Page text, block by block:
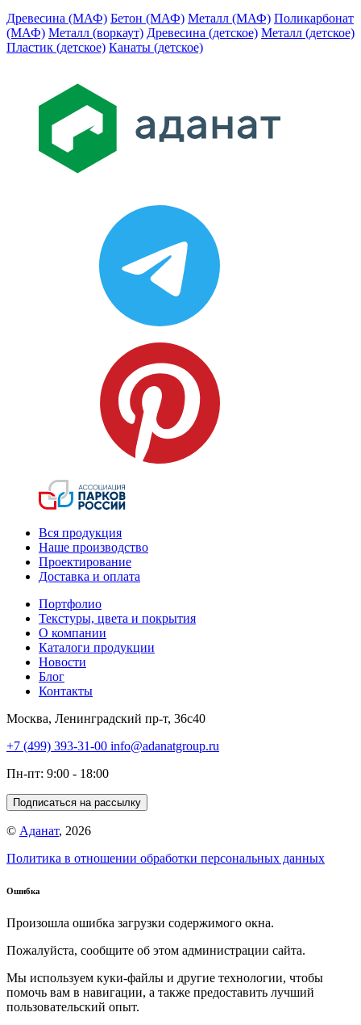
Древесина (МАФ) Бетон (МАФ) Металл (МАФ) Поликарбонат
(МАФ) Металл (воркаут) Древесина (детское) Металл (детское)
Пластик (детское) Канаты (детское)
Вся продукция
Наше производство
Проектирование
Доставка и оплата
Портфолио
Текстуры, цвета и покрытия
О компании
Каталоги продукции
Новости
Блог
Контакты
Москва, Ленинградский пр-т, 36с40
+7 (499) 393-31-00 info@adanatgroup.ru
Пн-пт: 9:00 - 18:00
Подписаться на рассылку
© Аданат, 2026
Политика в отношении обработки персональных данных
Ошибка
Произошла ошибка загрузки содержимого окна.
Пожалуйста, сообщите об этом администрации сайта.
Мы используем куки-файлы и другие технологии, чтобы
помочь вам в навигации, а также предоставить лучший
пользовательский опыт.